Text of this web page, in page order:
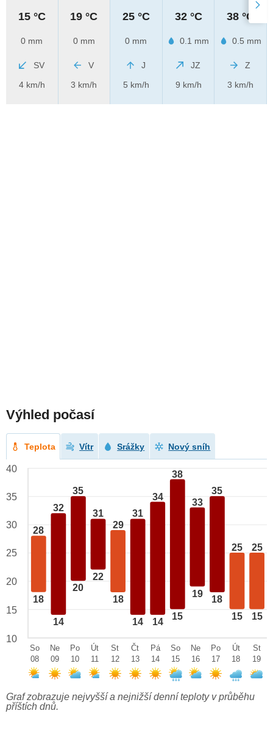
15 °C
0 mm
SV
4 km/h
19 °C
0 mm
V
3 km/h
25 °C
0 mm
J
5 km/h
32 °C
0.1 mm
JZ
9 km/h
38 °C
0.5 mm
Z
3 km/h
Výhled počasí
Teplota Vítr Srážky Nový sníh
28
18
32
14
35
20
31
22
29
18
31
14
34
14
38
15
33
19
35
18
25
15
25
15
40
35
30
25
20
15
10
So
08
Ne
09
Po
10
Út
11
St
12
Čt
13
Pá
14
So
15
Ne
16
Po
17
Út
18
St
19
Graf zobrazuje nejvyšší a nejnižší denní teploty v průběhu
příštích dnů.